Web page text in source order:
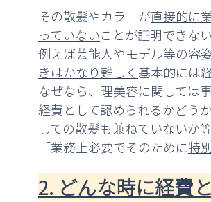
その散髪やカラーが直接的に
っていないことが証明できな
例えば芸能人やモデル等の容
きはかなり難しく 基本的には
なぜなら、理美容に関しては
経費として認められるかどう
しての散髪も兼ねていないか
「業務上必要でそのために特別
2. どんな時に経費